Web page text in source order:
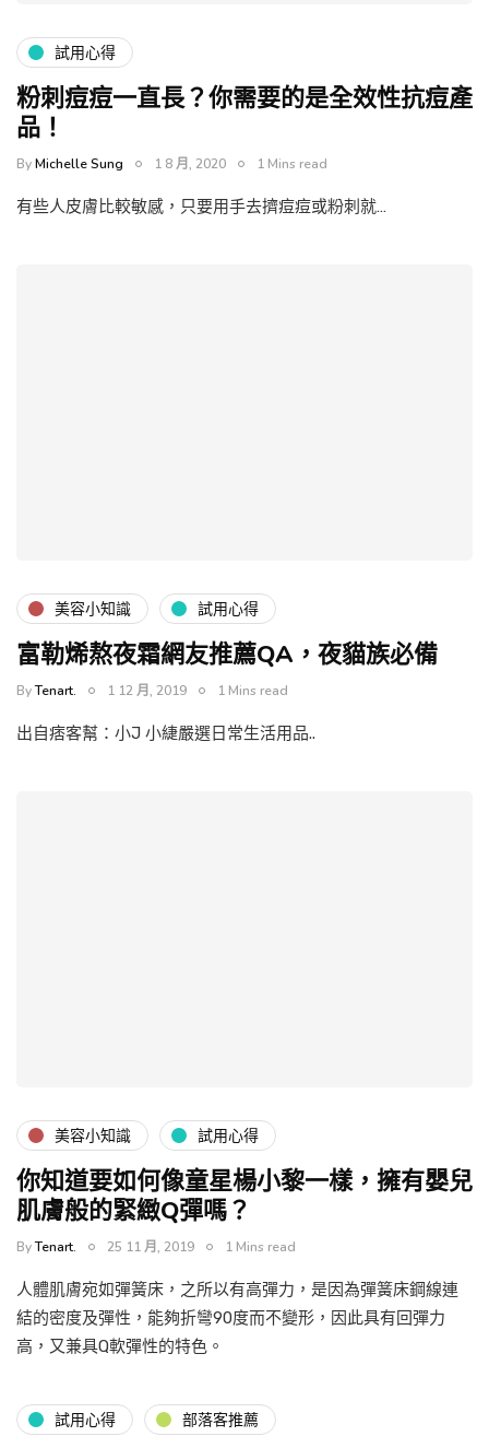
試用心得
粉刺痘痘一直長？你需要的是全效性抗痘產
品！
ByMichelle Sung 1 8 月, 2020 1 Mins read
有些人皮膚比較敏感，只要用手去擠痘痘或粉刺就…
美容小知識 試用心得
富勒烯熬夜霜網友推薦QA，夜貓族必備
ByTenart. 1 12 月, 2019 1 Mins read
出自痞客幫：小J 小緁嚴選日常生活用品..
美容小知識 試用心得
你知道要如何像童星楊小黎一樣，擁有嬰兒
肌膚般的緊緻Q彈嗎？
ByTenart. 25 11 月, 2019 1 Mins read
人體肌膚宛如彈簧床，之所以有高彈力，是因為彈簧床鋼線連
結的密度及彈性，能夠折彎90度而不變形，因此具有回彈力
高，又兼具Q軟彈性的特色。
試用心得 部落客推薦